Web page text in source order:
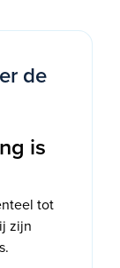
de
is
tot
zijn